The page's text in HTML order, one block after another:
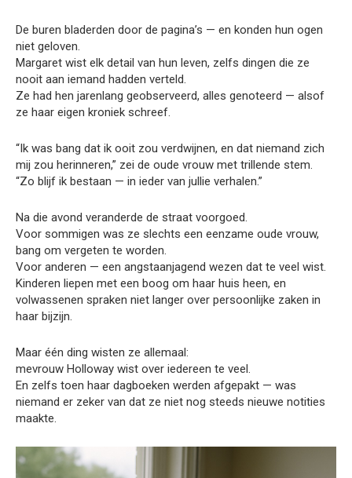
De buren bladerden door de pagina’s — en konden hun ogen
niet geloven.
Margaret wist elk detail van hun leven, zelfs dingen die ze
nooit aan iemand hadden verteld.
Ze had hen jarenlang geobserveerd, alles genoteerd — alsof
ze haar eigen kroniek schreef.
“Ik was bang dat ik ooit zou verdwijnen, en dat niemand zich
mij zou herinneren,” zei de oude vrouw met trillende stem.
“Zo blijf ik bestaan — in ieder van jullie verhalen.”
Na die avond veranderde de straat voorgoed.
Voor sommigen was ze slechts een eenzame oude vrouw,
bang om vergeten te worden.
Voor anderen — een angstaanjagend wezen dat te veel wist.
Kinderen liepen met een boog om haar huis heen, en
volwassenen spraken niet langer over persoonlijke zaken in
haar bijzijn.
Maar één ding wisten ze allemaal:
mevrouw Holloway wist over iedereen te veel.
En zelfs toen haar dagboeken werden afgepakt — was
niemand er zeker van dat ze niet nog steeds nieuwe notities
maakte.